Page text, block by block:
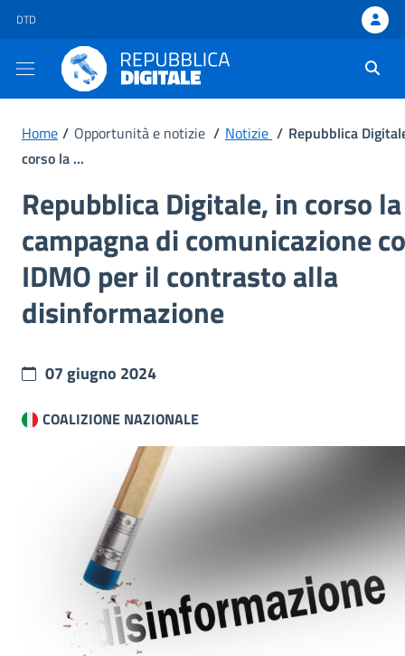
DTD
Ti trovi in:
Home / Opportunità e notizie / Notizie / Repubblica
corso la ...
Repubblica Digitale, in corso la
campagna di comunicazione
IDMO per il contrasto alla
disinformazione
07 giugno 2024
COALIZIONE NAZIONALE